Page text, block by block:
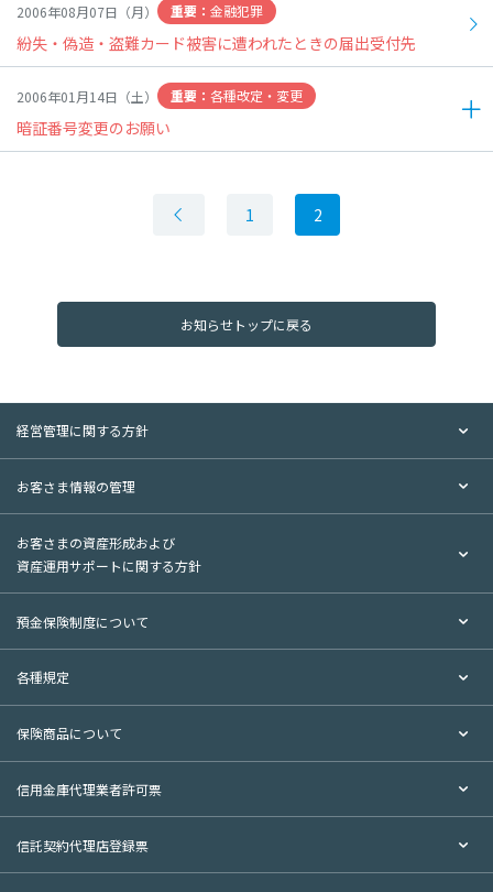
2006年08月07日（月） 金融犯罪
紛失・偽造・盗難カード被害に遭われたときの届出受付先
2006年01月14日（土） 各種改定・変更
暗証番号変更のお願い
毎度ご愛顧を賜り心よりお礼申し上げます。
さて、かねてよりご愛顧いただいておりますキャッシュカード
の暗証番号について生年月日、電話番号、住所の地番、自動車の
ナンバー等の組み合わせの数字で登録されている場合、盗難・偽
ます。
ます。お客様におかれましてもキャッシュカードの管理・取扱に
暗証番号およびキャッシュカードの管理について
などが店舗外や電話で暗証番号をお尋ねすることはありませ
暗証番号をキャッシュカードに書かないで下さい。
暗証番号に他人から推測されやすい番号（生年月日、電話番
号、住所の地番や自動車のナンバー等）は使用しないでくだ
他人にはキャッシュカードを渡さないで下さい。また、暗証
番号を書いたメモや暗証番号を推測させる書類などとキャッ
1 2
お知らせトップに戻る
経営管理に関する方針
お客さま情報の管理
お客さまの資産形成および
資産運用サポートに関する方針
預金保険制度について
各種規定
保険商品について
信用金庫代理業者許可票
信託契約代理店登録票